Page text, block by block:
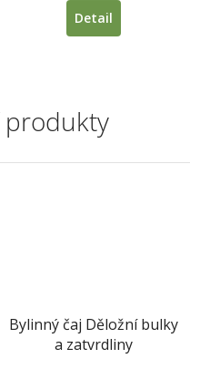
produkty
Bylinný čaj Děložní bulky
a zatvrdliny
Detail